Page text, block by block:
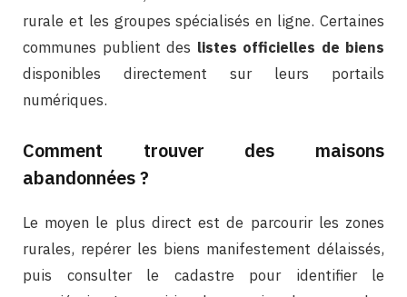
rurale et les groupes spécialisés en ligne. Certaines
communes publient des listes officielles de biens
disponibles directement sur leurs portails
numériques.
Comment trouver des maisons
abandonnées ?
Le moyen le plus direct est de parcourir les zones
rurales, repérer les biens manifestement délaissés,
puis consulter le cadastre pour identifier le